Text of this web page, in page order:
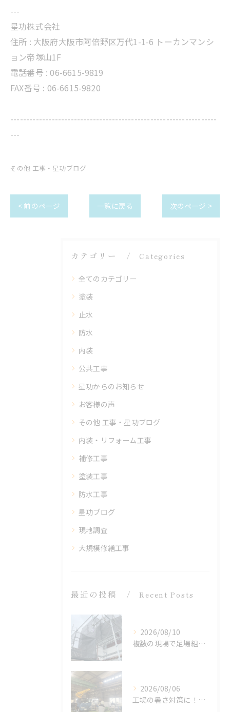
---
星功株式会社
住所 : 大阪府大阪市阿倍野区万代1-1-6 トーカンマンシ
ョン帝塚山1F
電話番号 : 06-6615-9819
FAX番号 : 06-6615-9820
-----------------------------------------------------------------
---
その他 工事・星功ブログ
< 前のページ 一覧に戻る 次のページ >
カテゴリー Categories
全てのカテゴリー
塗装
止水
防水
内装
公共工事
星功からのお知らせ
お客様の声
その他 工事・星功ブログ
内装・リフォーム工事
補修工事
塗装工事
防水工事
星功ブログ
現地調査
大規模修繕工事
最近の投稿 Recent Posts
2026/08/10
複数の現場で足場組立が完了！塗装工事に向けて準備が進んでいます【足場】
2026/08/06
工場の暑さ対策に！遮熱塗料「アドクールAQUA」施工前の温度測定を設置